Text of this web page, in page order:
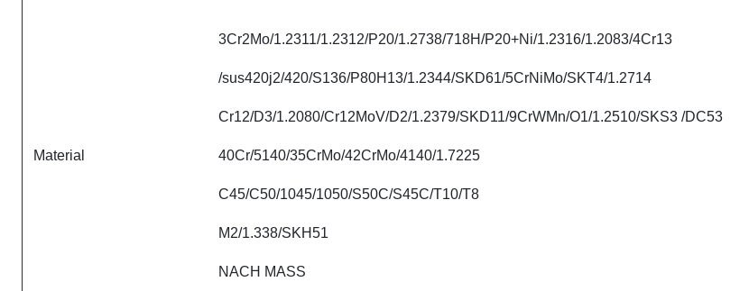
Material
3Cr2Mo/1.2311/1.2312/P20/1.2738/718H/P20+Ni/1.2316/1.2083/4Cr13
/sus420j2/420/S136/P80H13/1.2344/SKD61/5CrNiMo/SKT4/1.2714
Cr12/D3/1.2080/Cr12MoV/D2/1.2379/SKD11/9CrWMn/O1/1.2510/SKS3 /DC53
40Cr/5140/35CrMo/42CrMo/4140/1.7225
C45/C50/1045/1050/S50C/S45C/T10/T8
M2/1.338/SKH51
NACH MASS